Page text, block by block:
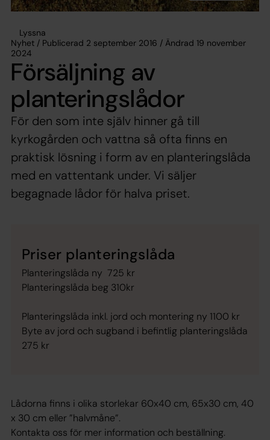
Lyssna
Nyhet / Publicerad 2 september 2016 / Ändrad 19 november
2024
Försäljning av
planteringslådor
För den som inte själv hinner gå till
kyrkogården och vattna så ofta finns en
praktisk lösning i form av en planteringslåda
med en vattentank under. Vi säljer
begagnade lådor för halva priset.
Priser planteringslåda
Planteringslåda ny 725 kr
Planteringslåda beg 310kr
Planteringslåda inkl. jord och montering ny 1100 kr
Byte av jord och sugband i befintlig planteringslåda
275 kr
Lådorna finns i olika storlekar 60x40 cm, 65x30 cm, 40
x 30 cm eller ”halvmåne”.
Kontakta oss för mer information och beställning.